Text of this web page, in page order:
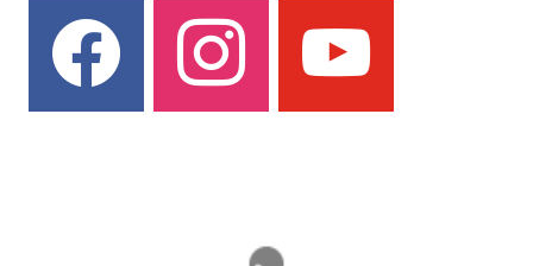
instagram